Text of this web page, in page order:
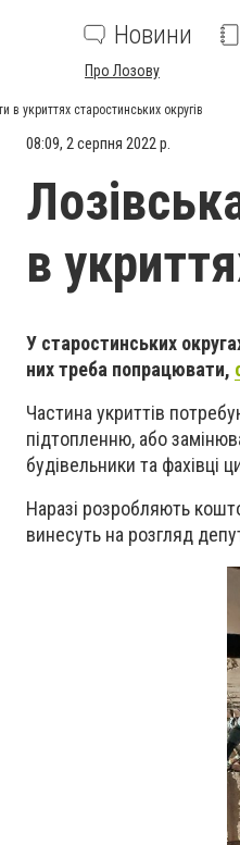
Новини
Про Лозову
укриттях старостинських округів
08:09, 2 серпня 2022 р.
в
У старостинських
них треба попрацювати,
Частина укриттів
підтопленню, або
будівельники та фахівці
Наразі розробляють
винесуть на розгляд